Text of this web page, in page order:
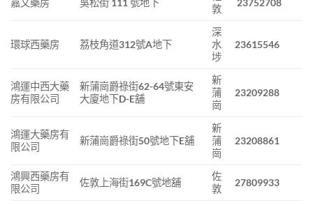
嘉文藥房 吳松街 111 號地下
敦
23752708
環球西藥房 荔枝角道312號A地下
深
水
埗
23615546
鴻運中西大藥
房有限公司
新蒲崗爵祿街62-64號東安
大廈地下D-E舖
新
蒲
崗
23209288
鴻運大藥房有
限公司
新蒲崗爵祿街50號地下E舖
新
蒲
崗
23208861
鴻興西藥房有
限公司
佐敦上海街169C號地舖
佐
敦
27809933